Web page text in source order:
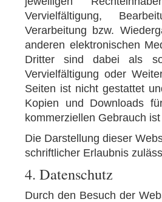
Vervielfältigung,
Verarbeitung bzw.
anderen elektronischen
Dritter sind dabei als
Vervielfältigung oder
Seiten ist nicht gestattet
Kopien und Downloads
kommerziellen Gebrauch
Die Darstellung dieser
schriftlicher Erlaubnis
4. Datenschutz
Durch den Besuch der